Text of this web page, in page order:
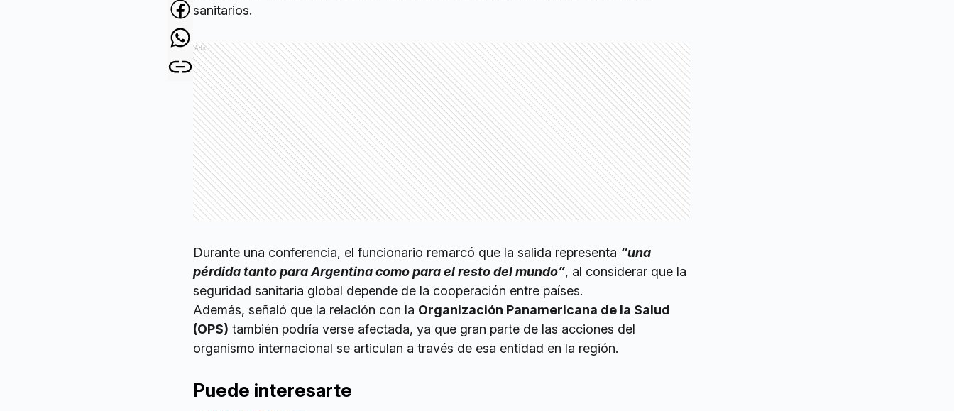
sanitarios.
Ads
Durante una conferencia, el funcionario remarcó que la salida representa “una
pérdida tanto para Argentina como para el resto del mundo”, al considerar que la
seguridad sanitaria global depende de la cooperación entre países.
Además, señaló que la relación con la Organización Panamericana de la Salud
(OPS) también podría verse afectada, ya que gran parte de las acciones del
organismo internacional se articulan a través de esa entidad en la región.
Puede interesarte